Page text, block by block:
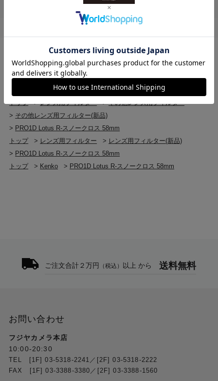
レンズキャップ取付可能
日本製
《撮影に際して》
できます。
源には向いていません。
・クロス効果は光源の強さ、レンズの焦点距離、絞り値
によって異なってきます。
・被写体に輝きのないフラットな採光状態では全体にわ
場合がありますのでご注意ください。
レンズ用フィルター
>PRO1D Lotus R-スノークロス 58mm
トップ
>レンズ用フィルター >その他レンズ用フィルター
PRO1D Lotus R-スノークロス 58mm
トップ
>レンズ用フィルター >その他レンズ用フィルター
> その他レンズ用フィルター(新品)
> PRO1D Lotus R-スノークロス 58mm
トップ
> レンズ用フィルター > レンズ用フィルター(新品)
> PRO1D Lotus R-スノークロス 58mm
トップ
> Kenko > PRO1D Lotus R-スノークロス 58mm
ご注文合計２万円 （税込） 以上 から 送料無料
お問い合わせ
フジヤカメラ本店
10:00-20:30
TEL [1F] 03-5318-2241／[2F] 03-5318-2222
FAX [1F] 03-3388-3380／[2F] 03-3388-1560